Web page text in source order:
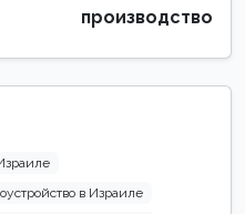
производство
в Израиле